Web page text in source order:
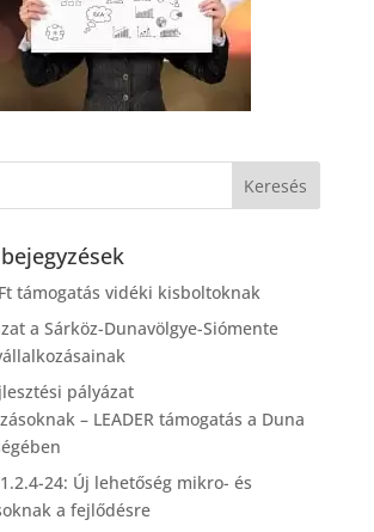
támogatás vidéki kisboltoknak
a Sárköz-Dunavölgye-Siómente
pályázat
– LEADER támogatás a Duna
24: Új lehetőség mikro- és
a fejlődésre